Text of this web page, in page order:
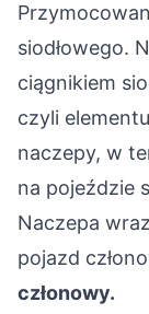
siodłowego.
ciągnikiem
czyli
naczepy, w
na pojeździe
Naczepa
pojazd
członowy.